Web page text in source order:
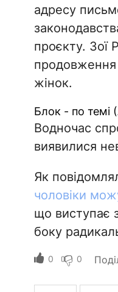
адресу
проєкту. Зої
продовження
жінок.
Блок - по темі
Водночас
виявилися
Як
чоловіки
що виступає
боку
0 0